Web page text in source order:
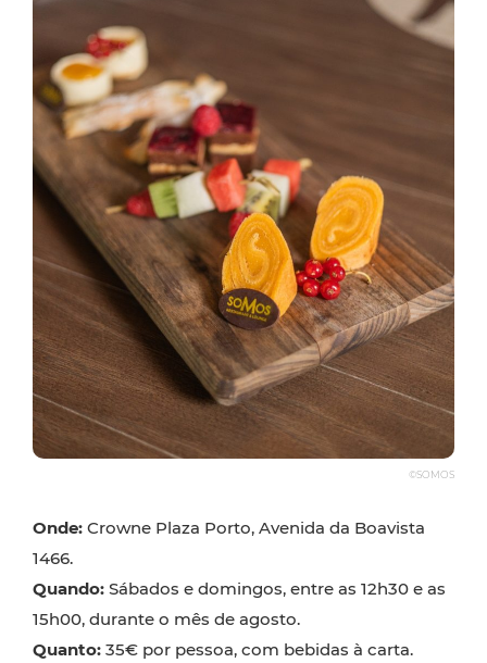
©SOMOS
Onde: Crowne Plaza Porto, Avenida da Boavista
1466.
Quando: Sábados e domingos, entre as 12h30 e as
15h00, durante o mês de agosto.
Quanto: 35€ por pessoa, com bebidas à carta.